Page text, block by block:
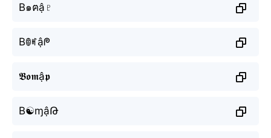
B๑ฅậ♇
Bꂦꎭậᖘ
𝕭𝖔𝖒ậ𝖕
B☯ɱậԹ